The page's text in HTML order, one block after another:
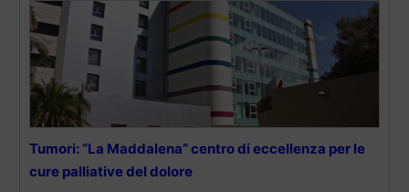
Tumori: “La Maddalena” centro di eccellenza per le
cure palliative del dolore